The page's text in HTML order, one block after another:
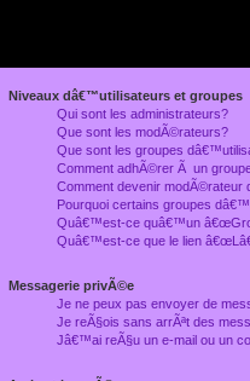
Niveaux dâ€™utilisateurs et groupes
Qui sont les administrateurs?
Que sont les modÃ©rateurs?
Que sont les groupes
Comment adhÃ©rer Ã un
Comment devenir modÃ©rateur
Pourquoi certains groupes
Quâ€™est-ce quâ€™un
Quâ€™est-ce que le lien
Messagerie privÃ©e
Je ne peux pas envoyer de
Je reÃ§ois sans arrÃªt des
Jâ€™ai reÃ§u un e-mail ou un